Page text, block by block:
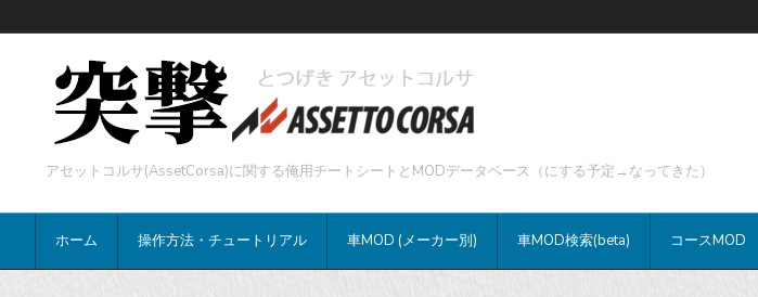
アセットコルサ(AssetCorsa)に関する俺用チートシートとMODデータベース（にする予定→なってきた）
ホーム 操作方法・チュートリアル 車MOD (メーカー別) 車MOD検索(beta) コースMOD